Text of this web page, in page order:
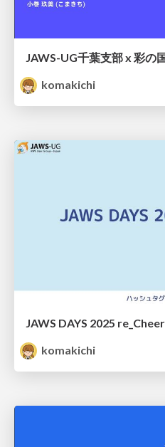
komakichi
JAWS DAYS 2025
komakichi